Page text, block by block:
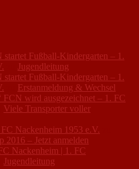
startet Fußball-Kindergarten – 1.
Jugendleitung
startet Fußball-Kindergarten – 1.
Erstanmeldung & Wechsel
wird ausgezeichnet – 1. FC
Viele Transporter voller
Nackenheim 1953 e.V.
2016 – Jetzt anmelden
Nackenheim | 1. FC
Jugendleitung